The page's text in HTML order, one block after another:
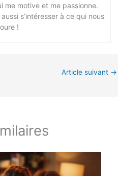
me motive et me passionne.
s’intéresser à ce qui nous
!
Article suivant →